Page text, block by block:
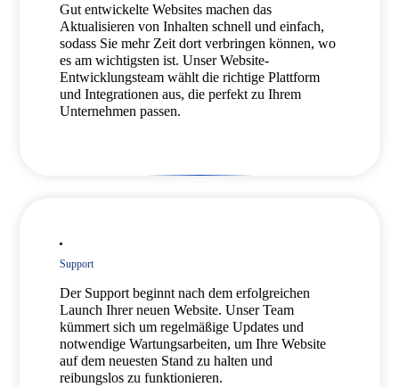
Gut entwickelte Websites machen das
Aktualisieren von Inhalten schnell und einfach,
sodass Sie mehr Zeit dort verbringen können, wo
es am wichtigsten ist. Unser Website-
Entwicklungsteam wählt die richtige Plattform
und Integrationen aus, die perfekt zu Ihrem
Unternehmen passen.
Support
Der Support beginnt nach dem erfolgreichen
Launch Ihrer neuen Website. Unser Team
kümmert sich um regelmäßige Updates und
notwendige Wartungsarbeiten, um Ihre Website
auf dem neuesten Stand zu halten und
reibungslos zu funktionieren.